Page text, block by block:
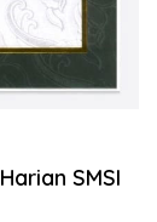
SMSI